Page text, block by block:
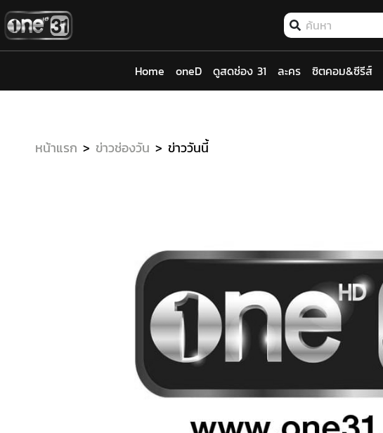
Home oneD ดูสดช่อง 31 ละคร ซิตคอม&ซีรีส์
หน้าแรก ข่าวช่องวัน ข่าววันนี้